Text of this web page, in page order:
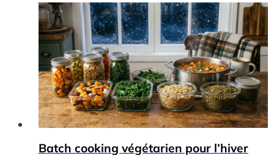
Batch cooking végétarien pour l’hiver